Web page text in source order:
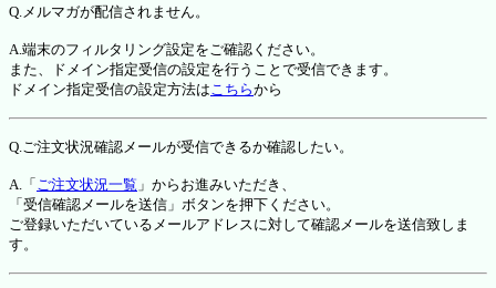
Q.メルマガが配信されません。
A.端末のフィルタリング設定をご確認ください。
また、ドメイン指定受信の設定を行うことで受信できます。
ドメイン指定受信の設定方法はこちらから
Q.ご注文状況確認メールが受信できるか確認したい。
A.「 ご注文状況一覧 」からお進みいただき、
「受信確認メールを送信」ボタンを押下ください。
ご登録いただいているメールアドレスに対して確認メールを送信致しま
す。